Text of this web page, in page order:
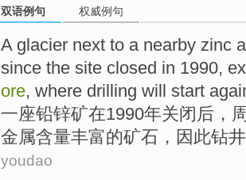
双语例句 权威例句
A glacier next to a nearby zinc
since the site closed in 1990,
ore, where drilling will start
一座铅锌矿在1990年关闭 后 ，
金属含量丰富的矿石 ， 因此钻
youdao